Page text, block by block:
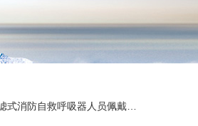
自救呼吸器人员佩戴适用性装置.